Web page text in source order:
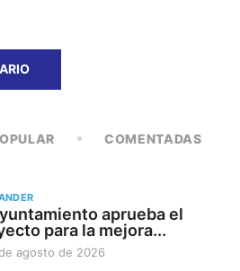
COMENTADAS
aprueba el
para la mejora...
agosto de 2026